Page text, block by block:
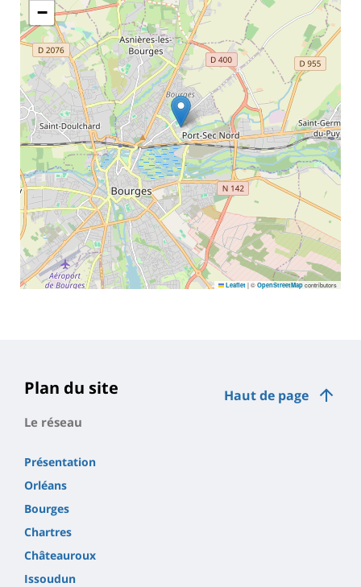
−
Leaflet |© OpenStreetMap contributors
Haut de page
Plan du site
Le réseau
Présentation
Orléans
Bourges
Chartres
Châteauroux
Issoudun